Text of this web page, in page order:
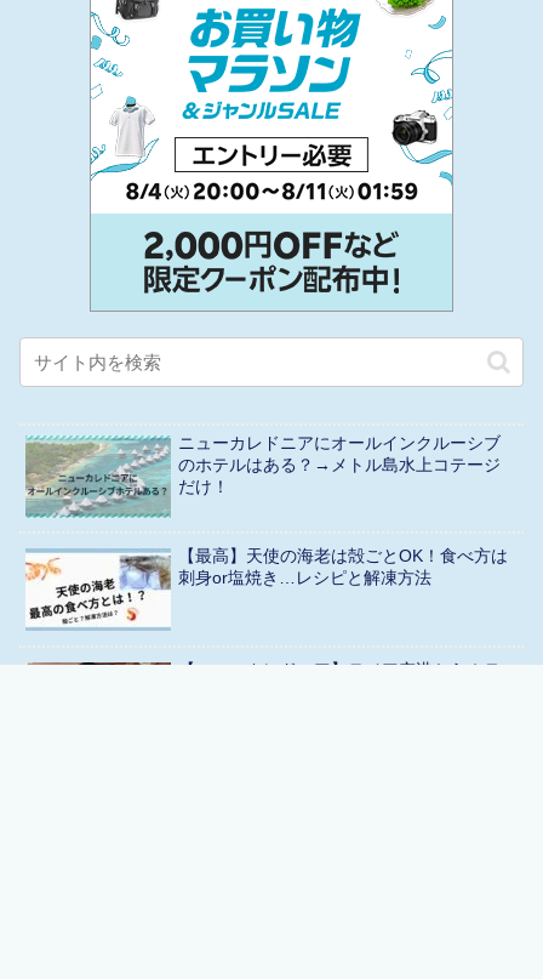
ニューカレドニアにオールインクルーシブ
のホテルはある？→メトル島水上コテージ
だけ！
【最高】天使の海老は殻ごとOK！食べ方は
刺身or塩焼き…レシピと解凍方法
【ニューカレドニア】ヌメア空港からホテ